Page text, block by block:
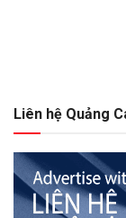
Liên hệ Quảng